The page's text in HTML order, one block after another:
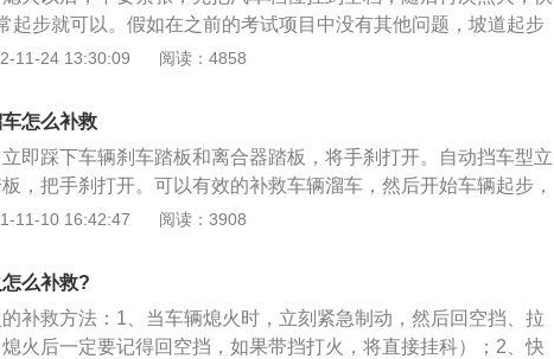
程度的时候才能松刹车。当车身抖动厉害时，确定能安全起步
车。
起步就可以。假如在之前的考试项目中没有其他问题，坡道起步
考试的通过。可是，假如已经发生其他失误，考试也就宣告失败
试考试科目：场地驾驶技能倒车入库、侧方停车、坡道定点停车
转弯等等。倒车入库：倒车入库是在科二考试过程中练习比较多
在科二考试中学生认为较为困难的科目，考倒车入库时，最重要的
以停车，要是停车了，考试也算没通过。侧方位停车：侧方位停
车过程中较为常用到的技术，将车辆开到与前行方向平行的车库
位边线的，都算经过。特别注意，半途停车考试会失败。上坡起
开展上坡起步和定点停车的情况下，学生最担心的还是熄火问
道上，为防止溜车都会拉紧手刹，随后在坡道中开展启动加速并
11-24 13:30:09 阅读：4858
怎么补救
即踩下车辆刹车踏板和离合器踏板，将手刹打开。自动挡车型立
，把手刹打开。可以有效的补救车辆溜车，然后开始车辆起步，
油离配合，避免再次出现溜车。科目二是机动车辆驾驶证，考试
车入库车辆，侧方停车车辆坡道定点停车和起步车辆的直角转弯
大型车驾驶证考试还会适当的增加一些考试的项目。
11-10 16:42:47 阅读：3908
么补救?
补救方法：1、当车辆熄火时，立刻紧急制动，然后回空挡、拉
火后一定要记得回空挡，如果带挡打火，将直接挂科）；2、快